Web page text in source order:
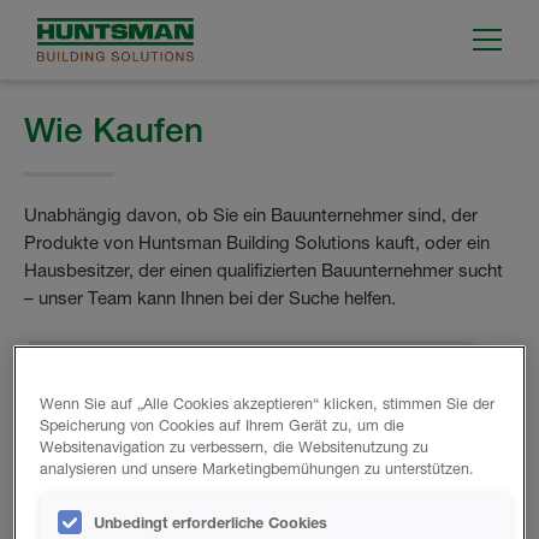
Wie Kaufen
Unabhängig davon, ob Sie ein Bauunternehmer sind, der
Produkte von Huntsman Building Solutions kauft, oder ein
Hausbesitzer, der einen qualifizierten Bauunternehmer sucht
– unser Team kann Ihnen bei der Suche helfen.
ISOLIERUNTERNEHMEN KÖNNEN
DIREKT VON HUNTSMAN
Wenn Sie auf „Alle Cookies akzeptieren“ klicken, stimmen Sie der
Speicherung von Cookies auf Ihrem Gerät zu, um die
Websitenavigation zu verbessern, die Websitenutzung zu
analysieren und unsere Marketingbemühungen zu unterstützen.
Unbedingt erforderliche Cookies